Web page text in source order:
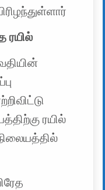
ரயில்
ரயில்